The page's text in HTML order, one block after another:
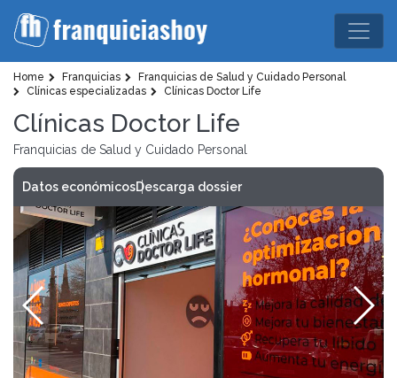
Home Franquicias
Franquicias de Salud y Cuidado Personal
Clínicas especializadas
Clínicas Doctor Life
Clínicas Doctor Life
Franquicias de Salud y Cuidado Personal
Datos económicosDescarga dossier